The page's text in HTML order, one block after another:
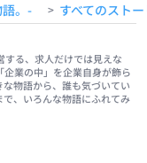
。- > すべてのスト
る、求人だけでは見えな
業の中」を企業自身が飾ら
物語から、誰も気づいてい
、いろんな物語にふれてみ